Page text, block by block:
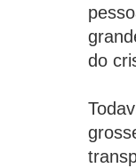
do